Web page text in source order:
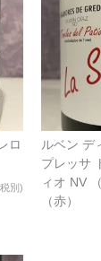
ロ
別)
ルベン デ
プレッサ
ィオ NV
（赤）